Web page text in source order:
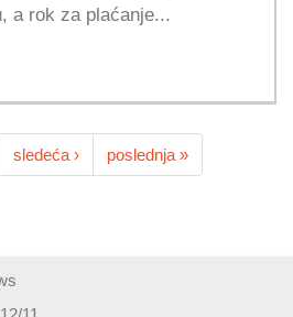
a rok za plaćanje...
sledeća › poslednja »